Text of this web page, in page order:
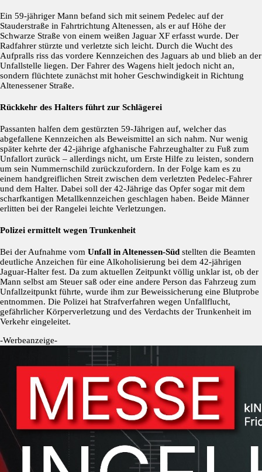
Ein 59-jähriger Mann befand sich mit seinem Pedelec auf der
Stauderstraße in Fahrtrichtung Altenessen, als er auf Höhe der
Schwarze Straße von einem weißen Jaguar XF erfasst wurde. Der
Radfahrer stürzte und verletzte sich leicht. Durch die Wucht des
Aufpralls riss das vordere Kennzeichen des Jaguars ab und blieb an der
Unfallstelle liegen. Der Fahrer des Wagens hielt jedoch nicht an,
sondern flüchtete zunächst mit hoher Geschwindigkeit in Richtung
Altenessener Straße.
Rückkehr des Halters führt zur Schlägerei
Passanten halfen dem gestürzten 59-Jährigen auf, welcher das
abgefallene Kennzeichen als Beweismittel an sich nahm. Nur wenig
später kehrte der 42-jährige afghanische Fahrzeughalter zu Fuß zum
Unfallort zurück – allerdings nicht, um Erste Hilfe zu leisten, sondern
um sein Nummernschild zurückzufordern. In der Folge kam es zu
einem handgreiflichen Streit zwischen dem verletzten Pedelec-Fahrer
und dem Halter. Dabei soll der 42-Jährige das Opfer sogar mit dem
scharfkantigen Metallkennzeichen geschlagen haben. Beide Männer
erlitten bei der Rangelei leichte Verletzungen.
Polizei ermittelt wegen Trunkenheit
Bei der Aufnahme vom Unfall in Altenessen-Süd stellten die Beamten
deutliche Anzeichen für eine Alkoholisierung bei dem 42-jährigen
Jaguar-Halter fest. Da zum aktuellen Zeitpunkt völlig unklar ist, ob der
Mann selbst am Steuer saß oder eine andere Person das Fahrzeug zum
Unfallzeitpunkt führte, wurde ihm zur Beweissicherung eine Blutprobe
entnommen. Die Polizei hat Strafverfahren wegen Unfallflucht,
gefährlicher Körperverletzung und des Verdachts der Trunkenheit im
Verkehr eingeleitet.
-Werbeanzeige-